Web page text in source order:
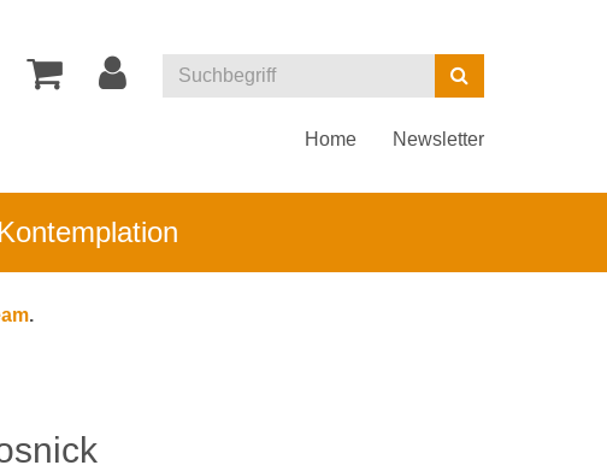
Kurse
Suchen
Home Newsletter
.